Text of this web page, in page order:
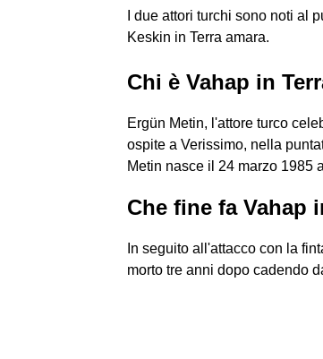
I due attori turchi sono noti al
Keskin in Terra amara.
Chi è Vahap in
Ergün Metin, l'attore turco
ospite a Verissimo, nella
Metin nasce il 24 marzo 1985
Che fine fa Vahap
In seguito all'attacco con la
morto tre anni dopo cadendo